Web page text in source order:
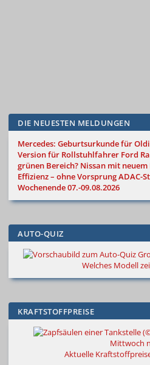
DIE NEUESTEN MELDUNGEN
Mercedes: Geburtsurkunde für
Version für Rollstuhlfahrer Ford
grünen Bereich? Nissan mit neuem
Effizienz – ohne VorsprungADAC-
Wochenende 07.-09.08.2026
AUTO-QUIZ
Welches Modell
KRAFTSTOFFPREISE
Mittwoch
Aktuelle